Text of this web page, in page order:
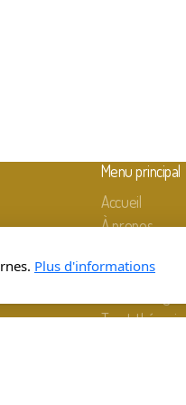
Menu principal
Accueil
À propos
Constellations
Tarot-thérapie
Plus d'informations